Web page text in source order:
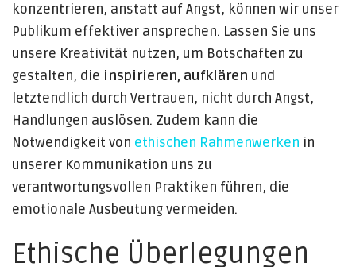
konzentrieren, anstatt auf Angst, können wir unser
Publikum effektiver ansprechen. Lassen Sie uns
unsere Kreativität nutzen, um Botschaften zu
gestalten, die inspirieren, aufklären und
letztendlich durch Vertrauen, nicht durch Angst,
Handlungen auslösen. Zudem kann die
Notwendigkeit von ethischen Rahmenwerken in
unserer Kommunikation uns zu
verantwortungsvollen Praktiken führen, die
emotionale Ausbeutung vermeiden.
Ethische Überlegungen